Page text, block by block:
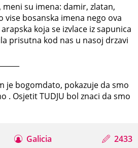
meni su imena: damir, zlatan,
vise bosanska imena nego ova
koja se izvlace iz sapunica
prisutna kod nas u nasoj drzavi
je bogomdato, pokazuje da smo
. Osjetit TUDJU bol znaci da smo
Galicia 2433